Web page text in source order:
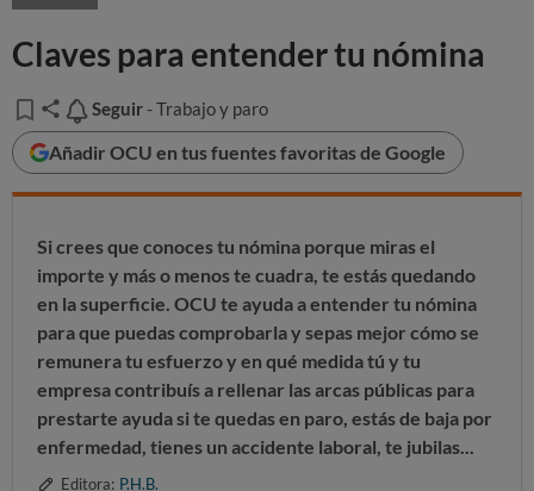
Claves para entender tu nómina
Seguir
Seguir - Trabajo y paro
Añadir OCU en tus fuentes favoritas de Google
Si crees que conoces tu nómina porque miras el
importe y más o menos te cuadra, te estás quedando
en la superficie. OCU te ayuda a entender tu nómina
para que puedas comprobarla y sepas mejor cómo se
remunera tu esfuerzoy en qué medida tú y tu
empresa contribuís a rellenar las arcas públicas para
prestarte ayuda si te quedas en paro, estás de baja por
enfermedad, tienes un accidente laboral, te jubilas...
Editora: P.H.B.